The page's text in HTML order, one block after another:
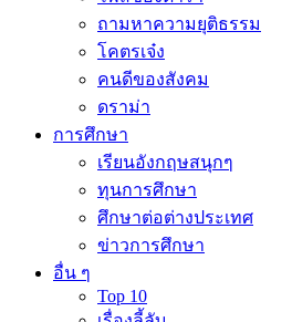
ถามหาความยุติธรรม
โคตรเจ๋ง
คนดีของสังคม
ดราม่า
การศึกษา
เรียนอังกฤษสนุกๆ
ทุนการศึกษา
ศึกษาต่อต่างประเทศ
ข่าวการศึกษา
อื่น ๆ
Top 10